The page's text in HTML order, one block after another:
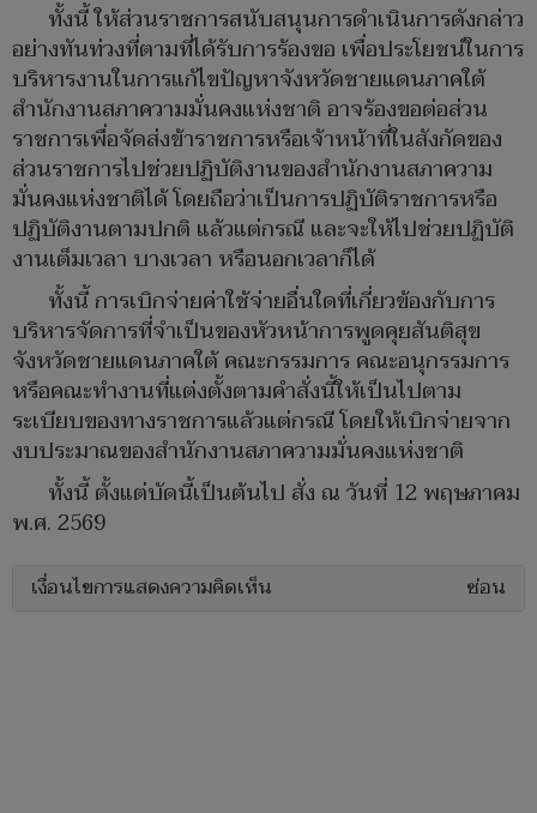
ทั้งนี้ ให้ส่วนราชการสนับสนุนการดำเนินการดังกล่าว
อย่างทันท่วงที่ตามที่ได้รับการร้องขอ เพื่อประโยชน์ในการ
บริหารงานในการแก้ไขปัญหาจังหวัดชายแดนภาคใต้
สำนักงานสภาความมั่นคงแห่งชาติ อาจร้องขอต่อส่วน
ราชการเพื่อจัดส่งข้าราชการหรือเจ้าหน้าที่ในสังกัดของ
ส่วนราชการไปช่วยปฏิบัติงานของสำนักงานสภาความ
มั่นคงแห่งชาติได้ โดยถือว่าเป็นการปฏิบัติราชการหรือ
ปฏิบัติงานตามปกติ แล้วแต่กรณี และจะให้ไปช่วยปฏิบัติ
งานเต็มเวลา บางเวลา หรือนอกเวลาก็ได้
ทั้งนี้ การเบิกจ่ายค่าใช้จ่ายอื่นใดที่เกี่ยวข้องกับการ
บริหารจัดการที่จำเป็นของหัวหน้าการพูดคุยสันติสุข
จังหวัดชายแดนภาคใต้ คณะกรรมการ คณะอนุกรรมการ
หรือคณะทำงานที่แต่งตั้งตามคำสั่งนี้ให้เป็นไปตาม
ระเบียบของทางราชการแล้วแต่กรณี โดยให้เบิกจ่ายจาก
งบประมาณของสำนักงานสภาความมั่นคงแห่งชาติ
ทั้งนี้ ตั้งแต่บัดนี้เป็นต้นไป สั่ง ณ วันที่ 12 พฤษภาคม
พ.ศ. 2569
เงื่อนไขการแสดงความคิดเห็น ซ่อน